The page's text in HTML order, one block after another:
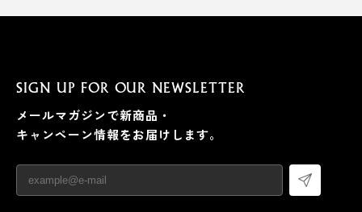
SIGN UP FOR OUR NEWSLETTER
メールマガジンで新商品・
キャンペーン情報をお届けします。